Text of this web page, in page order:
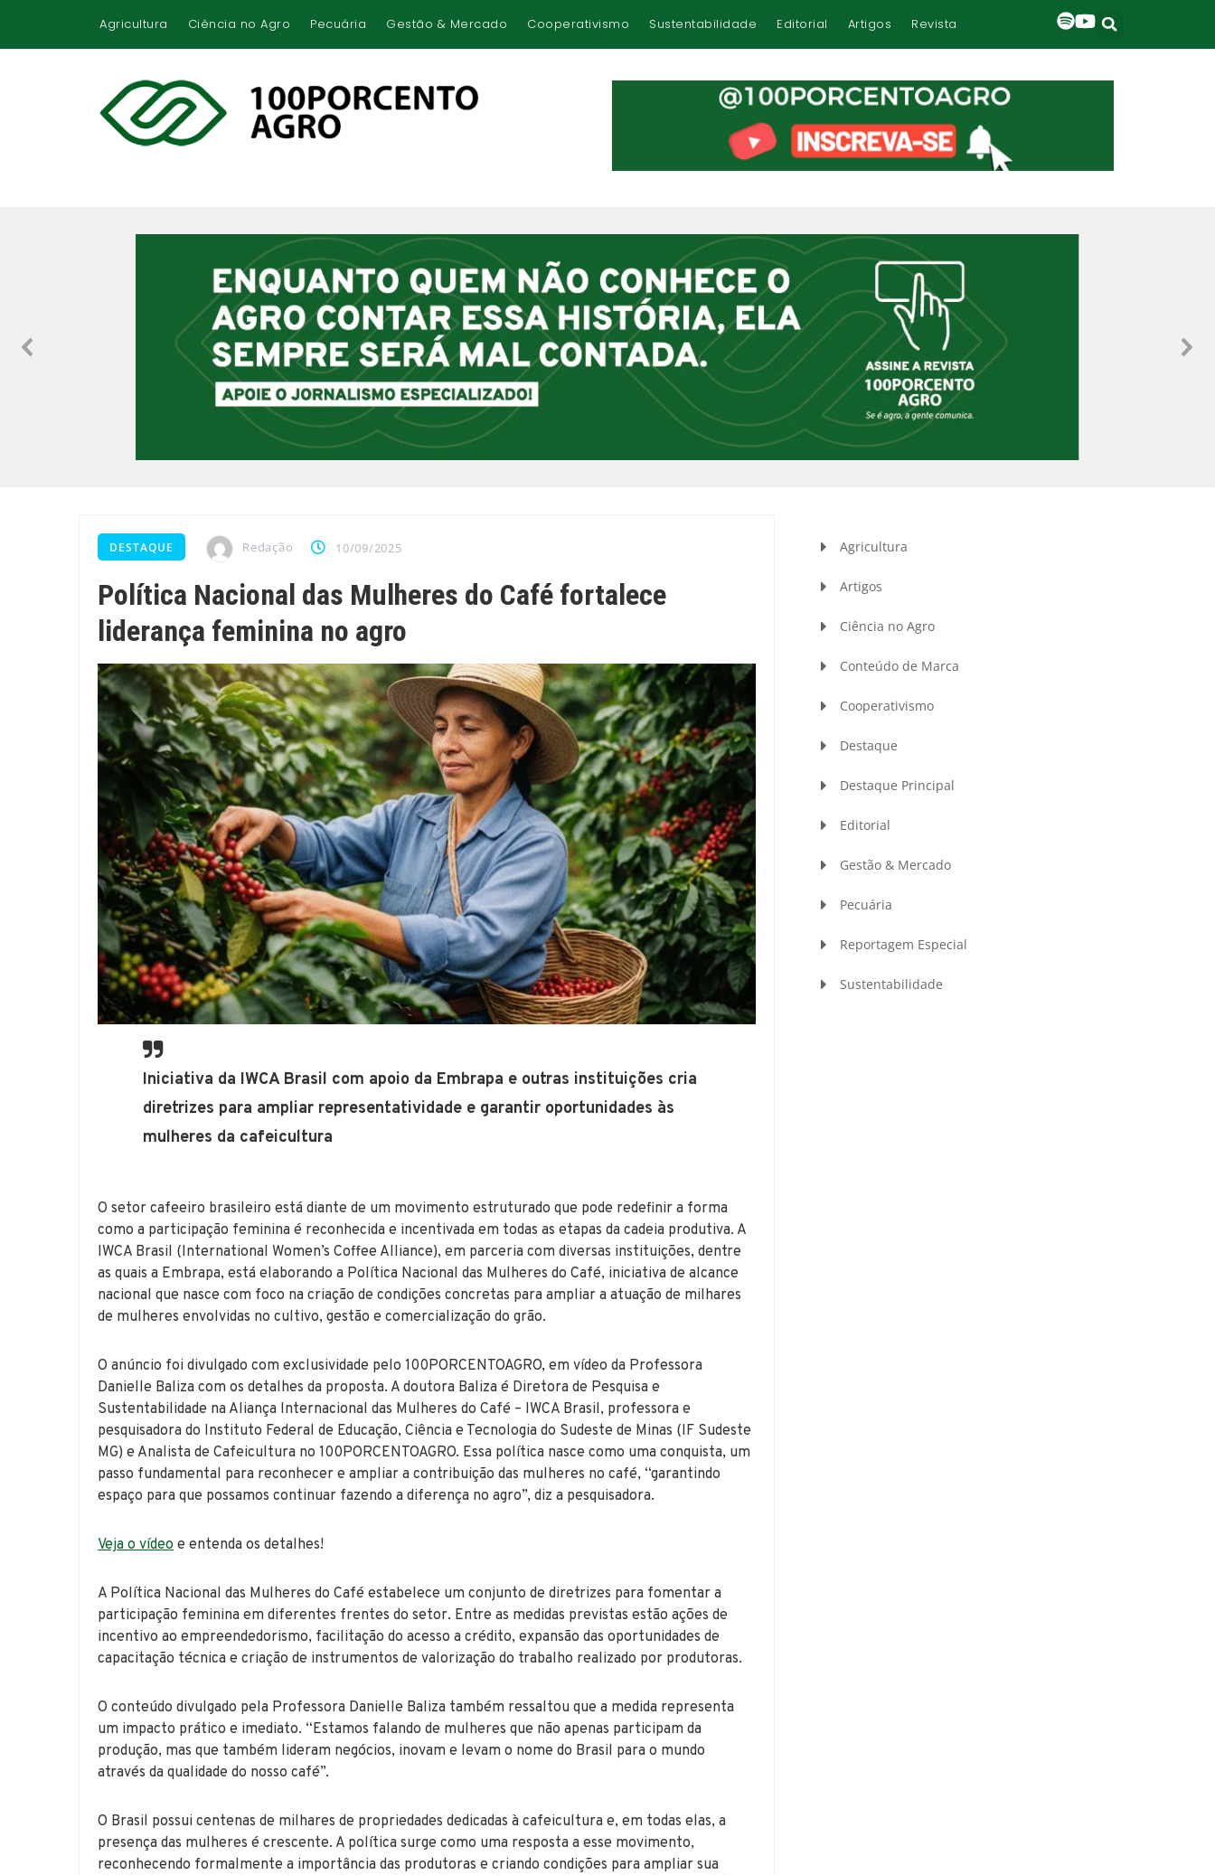
Agricultura Ciência no Agro Pecuária Gestão & Mercado Cooperativismo Sustentabilidade Editorial Artigos Revista
DESTAQUE Redação 10/09/2025
Política Nacional das Mulheres do Café fortalece
liderança feminina no agro
Iniciativa da IWCA Brasil com apoio da Embrapa e outras instituições cria
diretrizes para ampliar representatividade e garantir oportunidades às
mulheres da cafeicultura
O setor cafeeiro brasileiro está diante de um movimento estruturado que pode redefinir a forma
como a participação feminina é reconhecida e incentivada em todas as etapas da cadeia produtiva. A
IWCA Brasil (International Women’s Coffee Alliance), em parceria com diversas instituições, dentre
as quais a Embrapa, está elaborando a Política Nacional das Mulheres do Café, iniciativa de alcance
nacional que nasce com foco na criação de condições concretas para ampliar a atuação de milhares
de mulheres envolvidas no cultivo, gestão e comercialização do grão.
O anúncio foi divulgado com exclusividade pelo 100PORCENTOAGRO, em vídeo da Professora
Danielle Baliza com os detalhes da proposta. A doutora Baliza é Diretora de Pesquisa e
Sustentabilidade na Aliança Internacional das Mulheres do Café – IWCA Brasil, professora e
pesquisadora do Instituto Federal de Educação, Ciência e Tecnologia do Sudeste de Minas (IF Sudeste
MG) e Analista de Cafeicultura no 100PORCENTOAGRO. Essa política nasce como uma conquista, um
passo fundamental para reconhecer e ampliar a contribuição das mulheres no café, “garantindo
espaço para que possamos continuar fazendo a diferença no agro”, diz a pesquisadora.
Veja o vídeo e entenda os detalhes!
A Política Nacional das Mulheres do Café estabelece um conjunto de diretrizes para fomentar a
participação feminina em diferentes frentes do setor. Entre as medidas previstas estão ações de
incentivo ao empreendedorismo, facilitação do acesso a crédito, expansão das oportunidades de
capacitação técnica e criação de instrumentos de valorização do trabalho realizado por produtoras.
O conteúdo divulgado pela Professora Danielle Baliza também ressaltou que a medida representa
um impacto prático e imediato. “Estamos falando de mulheres que não apenas participam da
produção, mas que também lideram negócios, inovam e levam o nome do Brasil para o mundo
através da qualidade do nosso café”.
O Brasil possui centenas de milhares de propriedades dedicadas à cafeicultura e, em todas elas, a
presença das mulheres é crescente. A política surge como uma resposta a esse movimento,
reconhecendo formalmente a importância das produtoras e criando condições para ampliar sua
Agricultura
Artigos
Ciência no Agro
Conteúdo de Marca
Cooperativismo
Destaque
Destaque Principal
Editorial
Gestão & Mercado
Pecuária
Reportagem Especial
Sustentabilidade